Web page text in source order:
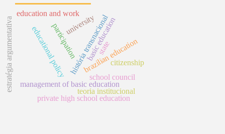
história transnacional
brazilian education
management of basic education
school council
citizenship
participation
teoria institucional
private high school education
university
educational policy
estratégia argumentativa basic education
education and work
state